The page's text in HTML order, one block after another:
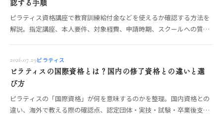
認する手順
ピラティス資格講座で教育訓練給付金などを使えるか確認する方法を
解説。指定講座、本人要件、対象経費、申請時期、スクールへの質問
2026.07.29ピラティス
ピラティスの国際資格とは？国内の修了資格との違いと選
び方
ピラティスの「国際資格」が何を意味するのかを整理。国内資格との
違い、海外で教える際の確認点、認定団体・実技・試験・卒業後支援